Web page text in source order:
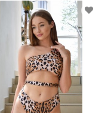
КУПИТЬ
ПОДРОБНЕЕ